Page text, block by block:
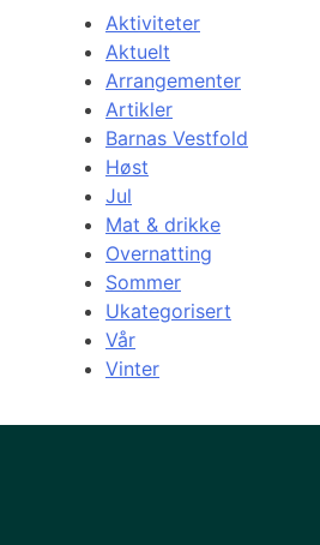
Aktiviteter
Aktuelt
Arrangementer
Artikler
Barnas Vestfold
Høst
Jul
Mat & drikke
Overnatting
Sommer
Ukategorisert
Vår
Vinter